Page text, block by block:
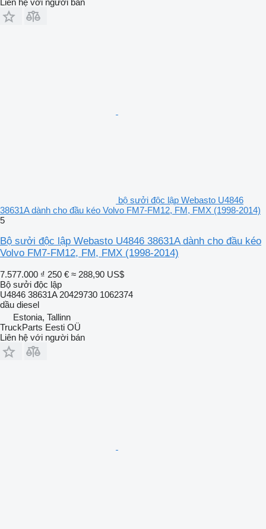
Liên hệ với người bán
bộ sưởi độc lập Webasto U4846
38631A dành cho đầu kéo Volvo FM7-FM12, FM, FMX (1998-2014)
5
Bộ sưởi độc lập Webasto U4846 38631A dành cho đầu kéo
Volvo FM7-FM12, FM, FMX (1998-2014)
7.577.000 ₫ 250 € ≈ 288,90 US$
Bộ sưởi độc lập
U4846 38631A 20429730 1062374
dầu diesel
Estonia, Tallinn
TruckParts Eesti OÜ
Liên hệ với người bán